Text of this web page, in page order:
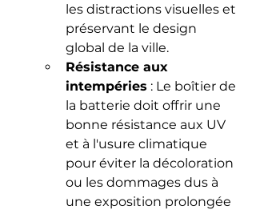
les distractions visuelles et
préservant le design
global de la ville.
Résistance aux
intempéries : Le boîtier de
la batterie doit offrir une
bonne résistance aux UV
et à l'usure climatique
pour éviter la décoloration
ou les dommages dus à
une exposition prolongée